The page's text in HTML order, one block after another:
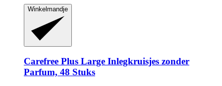
Winkelmandje
Carefree Plus Large Inlegkruisjes zonder
Parfum, 48 Stuks